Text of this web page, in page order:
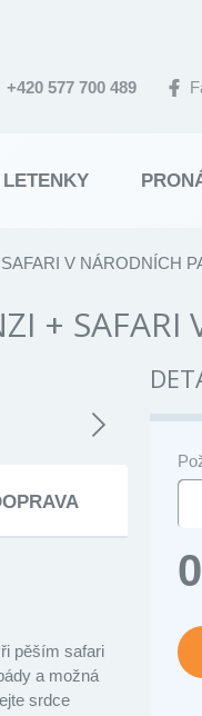
LETENKY
+420 577 700 489
V NÁRODNÍCH
+ SAFARI
pěším safari
a možná
srdce
0